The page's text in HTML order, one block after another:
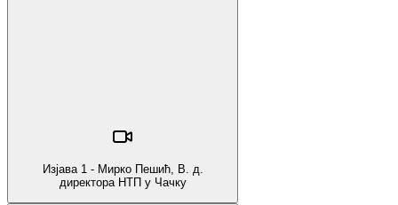
Изјава 1 - Мирко Пешић, В. д.
директора НТП у Чачку